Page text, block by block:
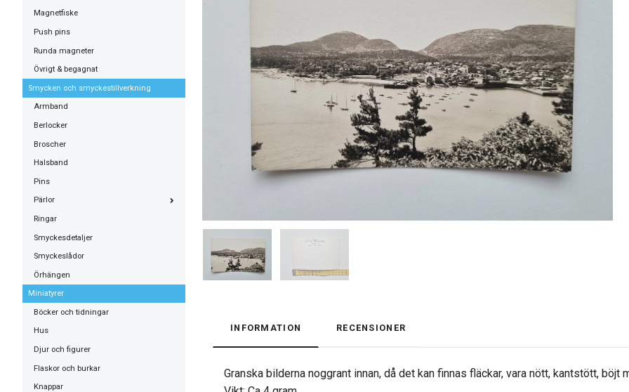
Magnetfiske
Push pins
Runda magneter
Övrigt & begagnat
Smycken och smyckestillverkning
Armband
Berlocker
Broscher
Halsband
Pins
Pärlor
Ringar
Smyckesdetaljer
Smyckeslådor
Örhängen
Miniatyrer
Böcker och tidningar
Hus
Djur och figurer
Flaskor och burkar
Knappar
INFORMATION RECENSIONER
Granska bilderna noggrant innan, då det kan finnas fläckar, vara nött, kantstött, böjt